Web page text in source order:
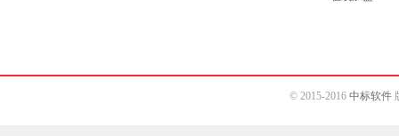
© 2015-2016 中标软件